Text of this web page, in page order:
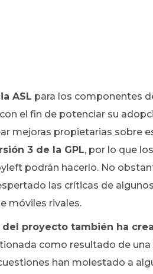
ASL para los componentes
con el fin de potenciar su
mejoras propietarias sobre
3 de la GPL, por lo que
podrán hacerlo. No
las críticas de
móviles rivales.
proyecto también ha
como resultado de
han molestado a